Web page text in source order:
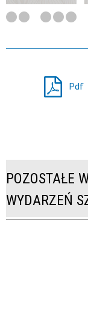
Pdf
POZOSTAŁE
WYDARZEŃ